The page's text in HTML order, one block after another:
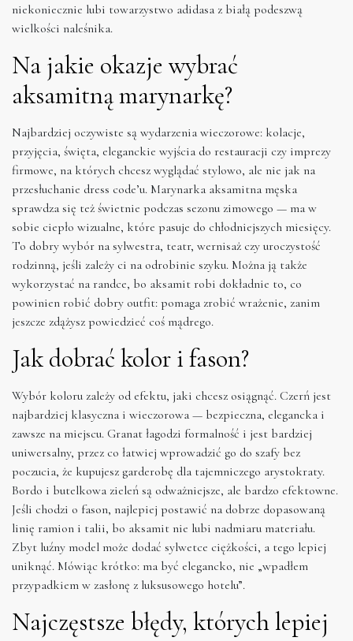
niekoniecznie lubi towarzystwo adidasa z białą podeszwą
wielkości naleśnika.
Na jakie okazje wybrać
aksamitną marynarkę?
Najbardziej oczywiste są wydarzenia wieczorowe: kolacje,
przyjęcia, święta, eleganckie wyjścia do restauracji czy imprezy
firmowe, na których chcesz wyglądać stylowo, ale nie jak na
przesłuchanie dress code’u. Marynarka aksamitna męska
sprawdza się też świetnie podczas sezonu zimowego — ma w
sobie ciepło wizualne, które pasuje do chłodniejszych miesięcy.
To dobry wybór na sylwestra, teatr, wernisaż czy uroczystość
rodzinną, jeśli zależy ci na odrobinie szyku. Można ją także
wykorzystać na randce, bo aksamit robi dokładnie to, co
powinien robić dobry outfit: pomaga zrobić wrażenie, zanim
jeszcze zdążysz powiedzieć coś mądrego.
Jak dobrać kolor i fason?
Wybór koloru zależy od efektu, jaki chcesz osiągnąć. Czerń jest
najbardziej klasyczna i wieczorowa — bezpieczna, elegancka i
zawsze na miejscu. Granat łagodzi formalność i jest bardziej
uniwersalny, przez co łatwiej wprowadzić go do szafy bez
poczucia, że kupujesz garderobę dla tajemniczego arystokraty.
Bordo i butelkowa zieleń są odważniejsze, ale bardzo efektowne.
Jeśli chodzi o fason, najlepiej postawić na dobrze dopasowaną
linię ramion i talii, bo aksamit nie lubi nadmiaru materiału.
Zbyt luźny model może dodać sylwetce ciężkości, a tego lepiej
uniknąć. Mówiąc krótko: ma być elegancko, nie „wpadłem
przypadkiem w zasłonę z luksusowego hotelu”.
Najczęstsze błędy, których lepiej